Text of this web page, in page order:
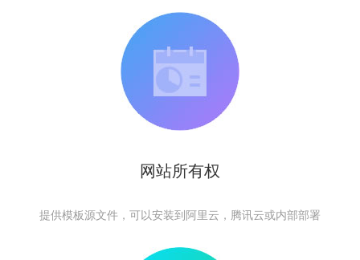
网站所有权
提供模板源文件，可以安装到阿里云，腾讯云或内部部署